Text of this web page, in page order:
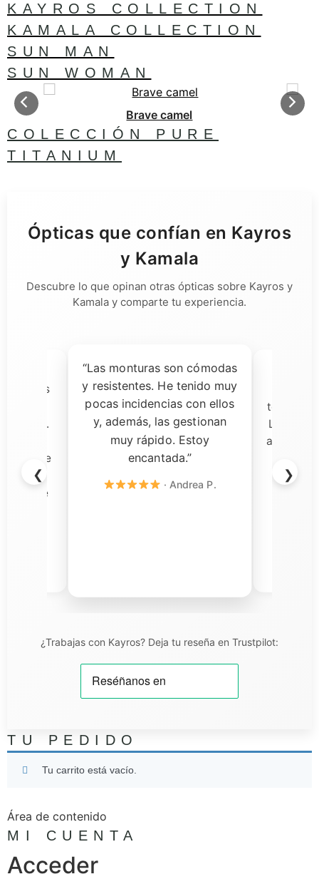
KAYROS COLLECTION
KAMALA COLLECTION
SUN MAN
SUN WOMAN
Brave camel
COLECCIÓN PURE
TITANIUM
Ópticas que confían en Kayros
y Kamala
Descubre lo que opinan otras ópticas sobre Kayros y
Kamala y comparte tu experiencia.
❮
las
calidad.
fue
de
“Las monturas son cómodas
y resistentes. He tenido muy
pocas incidencias con ellos
y, además, las gestionan
muy rápido. Estoy
encantada.”
· Andrea P.
tomado
Las
❯
¿Trabajas con Kayros? Deja tu reseña en Trustpilot:
TU PEDIDO
Tu carrito está vacío.
Área de contenido
MI CUENTA
Acceder